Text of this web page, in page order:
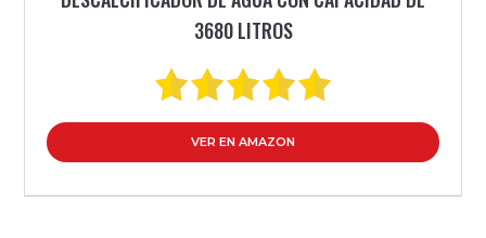
3680 LITROS
VER EN AMAZON